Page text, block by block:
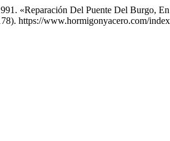
«Reparación Del Puente Del Burgo,
https://www.hormigonyacero.com/